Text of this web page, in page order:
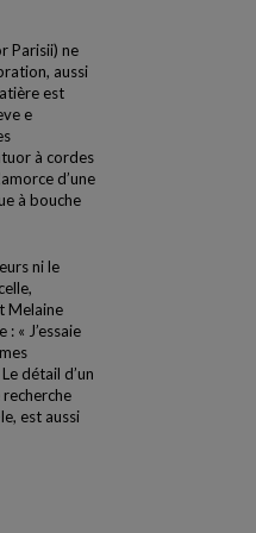
Parisii) ne
aussi
est
e
à cordes
d’une
à bouche
ni le
Melaine
« J’essaie
détail d’un
est aussi